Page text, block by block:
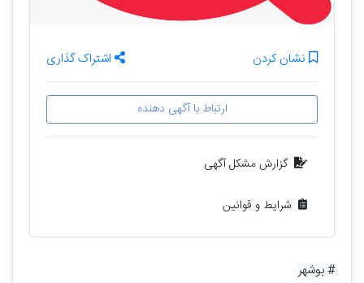
نشان کردن اشتراک گذاری
ارتباط با آگهی دهنده
گزارش مشکل آگهی
شرایط و قوانین
# بوشهر